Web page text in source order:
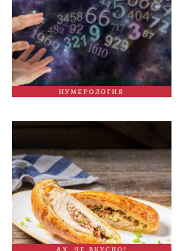
НУМЕРОЛОГИЯ
АХ, ЧЕ ВКУСНО!